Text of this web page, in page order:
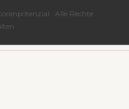
· Alle Rechte